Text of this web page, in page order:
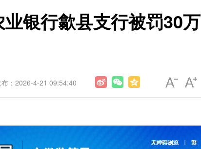
银行歙县支行被罚30万
布：2026-4-21 09:54:40